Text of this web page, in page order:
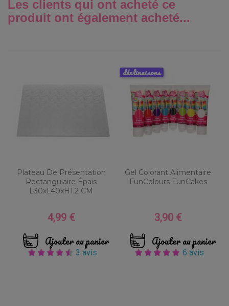
Les clients qui ont acheté ce
produit ont également acheté...
Plateau De Présentation
Rectangulaire Épais
L30xL40xH1,2 CM
Prix
4,99 €
Ajouter au panier
3 avis
Gel Colorant Alimentaire
FunColours FunCakes
Prix
3,90 €
Ajouter au panier
6 avis
déclinaisons